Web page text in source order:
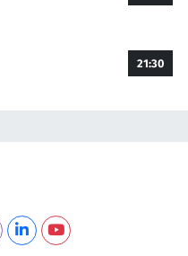
21:30